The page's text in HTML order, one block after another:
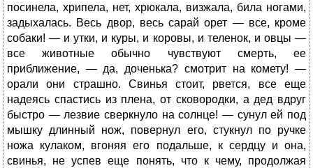
посинела, хрипела, нет, хрюкала, визжала, била ногами,
задыхалась. Весь двор, весь сарай орет — все, кроме
собаки! — и утки, и куры, и коровы, и теленок, и овцы —
все животные обычно чувствуют смерть, ее
приближение, — да, доченька? смотрит на комету! —
орали они страшно. Свинья стоит, рвется, все еще
надеясь спастись из плена, от сковородки, а дед вдруг
быстро — лезвие сверкнуло на солнце! — сунул ей под
мышку длинный нож, повернул его, стукнул по ручке
ножа кулаком, вгоняя его подальше, к сердцу и она,
свинья, не успев еще понять, что к чему, продолжая